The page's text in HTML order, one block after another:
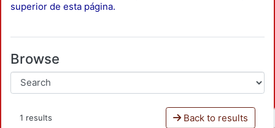
superior de esta página.
Browse
1 results Back to results